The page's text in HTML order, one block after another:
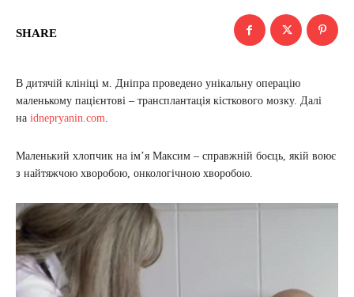
SHARE
В дитячій клініці м. Дніпра проведено унікальну операцію
маленькому пацієнтові – трансплантація кісткового мозку. Далі
на idnepryanin.com.
Маленький хлопчик на ім’я Максим – справжній боєць, якій воює
з найтяжчою хворобою, онкологічною хворобою.